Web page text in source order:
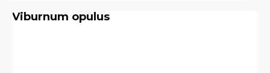
Viburnum opulus